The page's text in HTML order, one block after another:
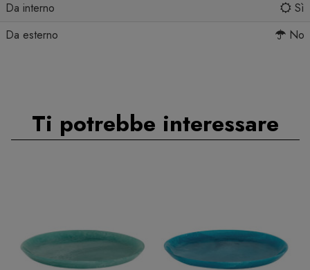
Da interno
Sì
Da esterno
No
Ti potrebbe interessare